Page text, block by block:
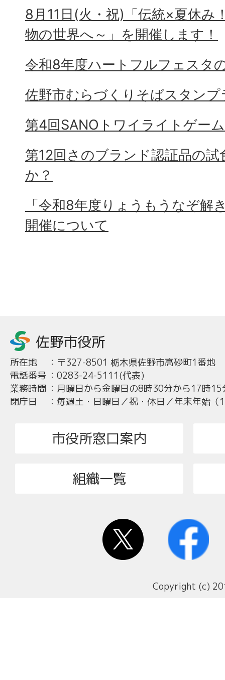
8月11日(火・祝)「伝統×夏休み
物の世界へ～」を開催します！
令和8年度ハートフルフェスタ
佐野市むらづくりそばスタンプ
第4回SANOトワイライトゲー
第12回さのブランド認証品の
か？
「令和8年度りょうもうなぞ解
開催について
所在地 ： 〒327-8501 栃木県佐野市高砂町1番地
電話番号 ： 0283-24-5111(代表)
業務時間 ： 月曜日から金曜日の8時30分から17時15
閉庁日
： 毎週土・日曜日／祝・休日／年末年始
市役所窓口案内
組織一覧
Copyright (c)